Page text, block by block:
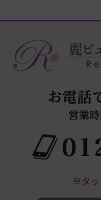
※タッ